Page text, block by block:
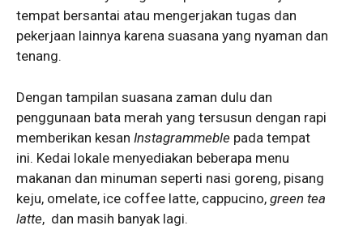
tempat bersantai atau mengerjakan tugas dan
pekerjaan lainnya karena suasana yang nyaman dan
tenang.
Dengan tampilan suasana zaman dulu dan
penggunaan bata merah yang tersusun dengan rapi
memberikan kesan Instagrammeble pada tempat
ini. Kedai lokale menyediakan beberapa menu
makanan dan minuman seperti nasi goreng, pisang
keju, omelate, ice coffee latte, cappucino, green tea
latte, dan masih banyak lagi.